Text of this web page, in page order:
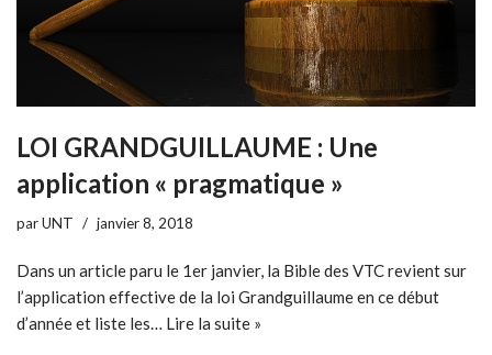
LOI GRANDGUILLAUME : Une
application « pragmatique »
parUNT janvier 8, 2018
Dans un article paru le 1er janvier, la Bible des VTC revient sur
l’application effective de la loi Grandguillaume en ce début
d’année et liste les… Lire la suite »